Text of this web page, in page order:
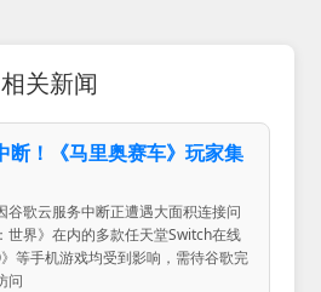
相关新闻
！《马里奥赛车》玩家集
谷歌云服务中断正遭遇大面积连接问
世界》在内的多款任天堂Switch在线
等手机游戏均受到影响，需待谷歌完
问